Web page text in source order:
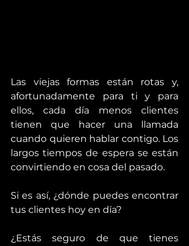
Las viejas formas están rotas y,
afortunadamente para ti y para
ellos, cada día menos clientes
tienen que hacer una llamada
cuando quieren hablar contigo. Los
largos tiempos de espera se están
convirtiendo en cosa del pasado.
Si es así, ¿dónde puedes encontrar
tus clientes hoy en día?
¿Estás seguro de que tienes